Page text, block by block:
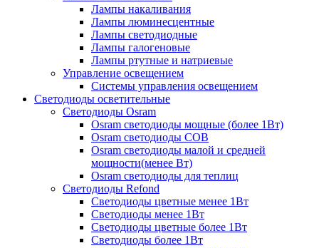
Лампы накаливания
Лампы люминесцентные
Лампы светодиодные
Лампы галогеновые
Лампы ртутные и натриевые
Управление освещением
Системы управления освещением
Светодиоды осветительные
Светодиоды Osram
Osram светодиоды мощные (более 1Вт)
Osram светодиоды COB
Osram светодиоды малой и средней
мощности(менее Вт)
Osram светодиоды для теплиц
Светодиоды Refond
Светодиоды цветные менее 1Вт
Светодиоды менее 1Вт
Светодиоды цветные более 1Вт
Светодиоды более 1Вт